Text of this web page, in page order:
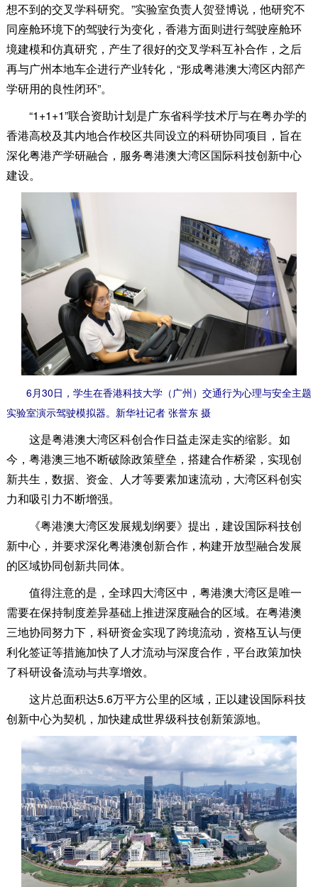
想不到的交叉学科研究。”实验室负责人贺登博说，他研究不
同座舱环境下的驾驶行为变化，香港方面则进行驾驶座舱环
境建模和仿真研究，产生了很好的交叉学科互补合作，之后
再与广州本地车企进行产业转化，“形成粤港澳大湾区内部产
学研用的良性闭环”。
“1+1+1”联合资助计划是广东省科学技术厅与在粤办学的
香港高校及其内地合作校区共同设立的科研协同项目，旨在
深化粤港产学研融合，服务粤港澳大湾区国际科技创新中心
建设。
6月30日，学生在香港科技大学（广州）交通行为心理与安全主题
实验室演示驾驶模拟器。新华社记者 张誉东 摄
这是粤港澳大湾区科创合作日益走深走实的缩影。如
今，粤港澳三地不断破除政策壁垒，搭建合作桥梁，实现创
新共生，数据、资金、人才等要素加速流动，大湾区科创实
力和吸引力不断增强。
《粤港澳大湾区发展规划纲要》提出，建设国际科技创
新中心，并要求深化粤港澳创新合作，构建开放型融合发展
的区域协同创新共同体。
值得注意的是，全球四大湾区中，粤港澳大湾区是唯一
需要在保持制度差异基础上推进深度融合的区域。在粤港澳
三地协同努力下，科研资金实现了跨境流动，资格互认与便
利化签证等措施加快了人才流动与深度合作，平台政策加快
了科研设备流动与共享增效。
这片总面积达5.6万平方公里的区域，正以建设国际科技
创新中心为契机，加快建成世界级科技创新策源地。